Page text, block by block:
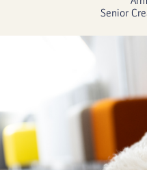
Senior